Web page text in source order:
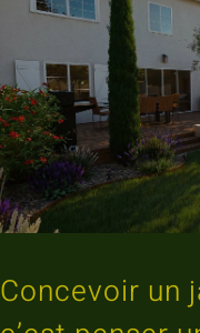
Concevoir un